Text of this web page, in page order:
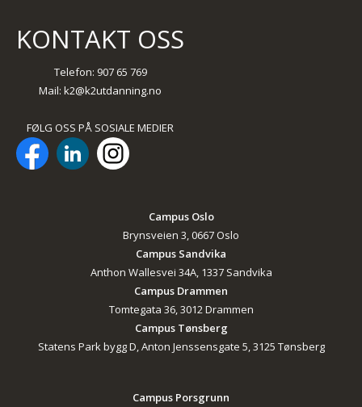
KONTAKT OSS
Telefon: 907 65 769
Mail: k2@k2utdanning.no
FØLG OSS PÅ SOSIALE MEDIER
Campus Oslo
Brynsveien 3, 0667 Oslo
Campus Sandvika
Anthon Wallesvei 34A, 1337 Sandvika
Campus Drammen
Tomtegata 36, 3012 Drammen
Campus Tønsberg
Statens Park bygg D, Anton Jenssensgate 5, 3125 Tønsberg
Campus Porsgrunn